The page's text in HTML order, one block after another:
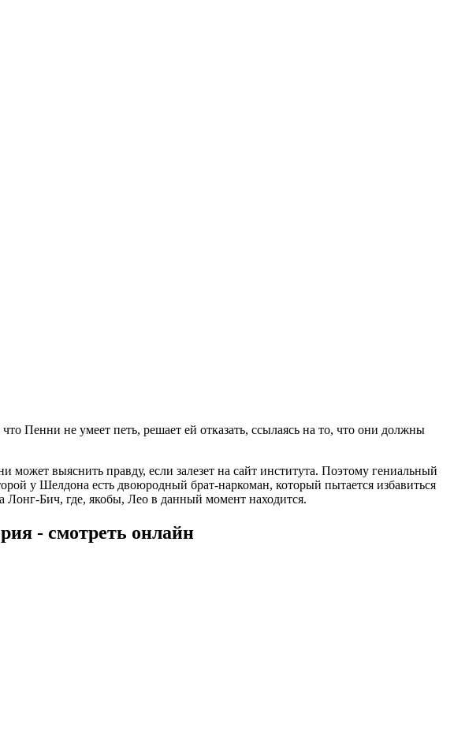
Пенни не умеет петь, решает ей отказать, ссылаясь на то, что они должны
выяснить правду, если залезет на сайт института. Поэтому гениальный
у Шелдона есть двоюродный брат-наркоман, который пытается избавиться
Лонг-Бич, где, якобы, Лео в данный момент находится.
- смотреть онлайн